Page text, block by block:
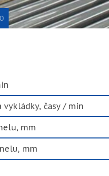
vykládky, časy / min
mm
mm